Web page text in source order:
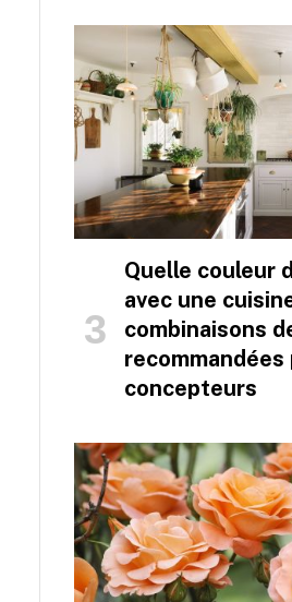
Quelle couleur
avec une
combinaisons
recommandées
concepteurs